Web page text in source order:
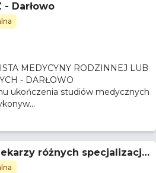
- Darłowo
MEDYCYNY RODZINNEJ LUB
- DARŁOWO
różnych specjalizacji